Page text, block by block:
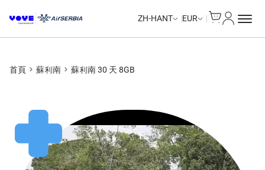
ZH-HANT EUR
首頁 蘇利南 蘇利南 30 天 8GB